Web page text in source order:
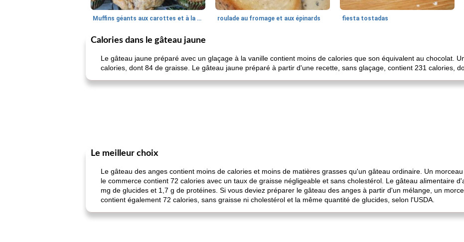
Muffins géants aux carottes et à la banane de Nif roulade au fromage et aux épinards fiesta tostadas
Calories dans le gâteau jaune
Le gâteau jaune préparé avec un glaçage à la vanille contient moins de calories que son équivalent au chocolat.
calories, dont 84 de graisse. Le gâteau jaune préparé à partir d'une recette, sans glaçage, contient 231 calories,
Le meilleur choix
Le gâteau des anges contient moins de calories et moins de matières grasses qu'un gâteau ordinaire. Un
le commerce contient 72 calories avec un taux de graisse négligeable et sans cholestérol. Le gâteau alimentaire
mg de glucides et 1,7 g de protéines. Si vous deviez préparer le gâteau des anges à partir d'un mélange, un
contient également 72 calories, sans graisse ni cholestérol et la même quantité de glucides, selon l'USDA.